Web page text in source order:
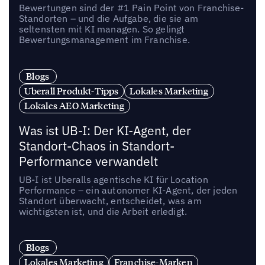
Bewertungen sind der #1 Pain Point von Franchise-
Standorten – und die Aufgabe, die sie am
seltensten mit KI managen. So gelingt
Bewertungsmanagement im Franchise.
Blogs
Uberall Produkt-Tipps
Lokales Marketing
Lokales AEO Marketing
Was ist UB-I: Der KI-Agent, der
Standort-Chaos in Standort-
Performance verwandelt
UB-I ist Uberalls agentische KI für Location
Performance – ein autonomer KI-Agent, der jeden
Standort überwacht, entscheidet, was am
wichtigsten ist, und die Arbeit erledigt.
Blogs
Lokales Marketing
Franchise-Marken